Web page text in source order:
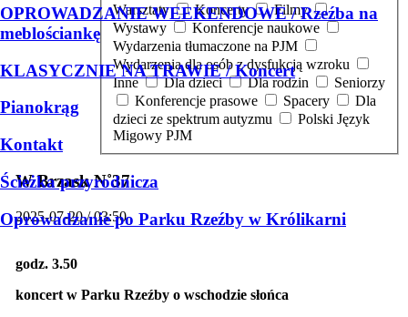
OPROWADZANIE WEEKENDOWE / Rzeźba na
meblościankę
KLASYCZNIE NA TRAWIE / Koncert
Pianokrąg
Kontakt
Ścieżka przyrodnicza
Oprowadzanie po Parku Rzeźby w Królikarni
Warsztaty
Koncerty
Filmy
Wystawy
Konferencje naukowe
Wydarzenia tłumaczone na PJM
Wydarzenia dla osób z dysfukcją wzroku
Inne
Dla dzieci Dla rodzin
Seniorzy
Konferencje prasowe
Spacery
dzieci ze spektrum autyzmu
Migowy PJM
W Brzask N˚37
2025-07-20 / 03:50
godz. 3.50
koncert w Parku Rzeźby o wschodzie słońca